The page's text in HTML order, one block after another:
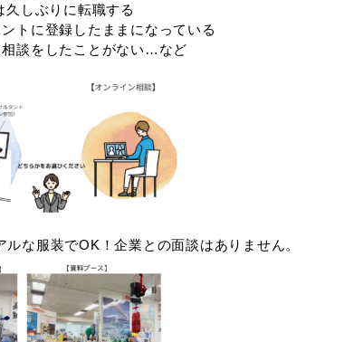
しぶりに転職する
トに登録したままになっている
談をしたことがない…など
ルな服装でOK！企業との面談はありません。